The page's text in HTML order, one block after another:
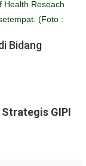
Bidang
GIPI